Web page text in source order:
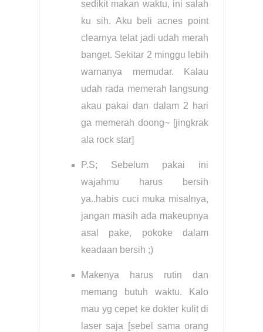
sedikit makan waktu, ini salah
ku sih. Aku beli acnes point
clearnya telat jadi udah merah
banget. Sekitar 2 minggu lebih
warnanya memudar. Kalau
udah rada memerah langsung
akau pakai dan dalam 2 hari
ga memerah doong~ [jingkrak
ala rock star]
P.S; Sebelum pakai ini
wajahmu harus bersih
ya..habis cuci muka misalnya,
jangan masih ada makeupnya
asal pake, pokoke dalam
keadaan bersih ;)
Makenya harus rutin dan
memang butuh waktu. Kalo
mau yg cepet ke dokter kulit di
laser saja [sebel sama orang